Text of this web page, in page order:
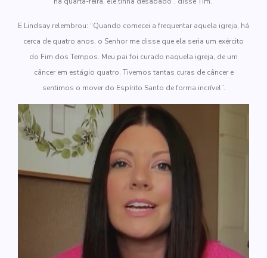
E Lindsay relembrou: “Quando comecei a frequentar aquela igreja, há
cerca de quatro anos, o Senhor me disse que ela seria um exército
do Fim dos Tempos. Meu pai foi curado naquela igreja, de um
câncer em estágio quatro. Tivemos tantas curas de câncer e
sentimos o mover do Espírito Santo de forma incrível”.